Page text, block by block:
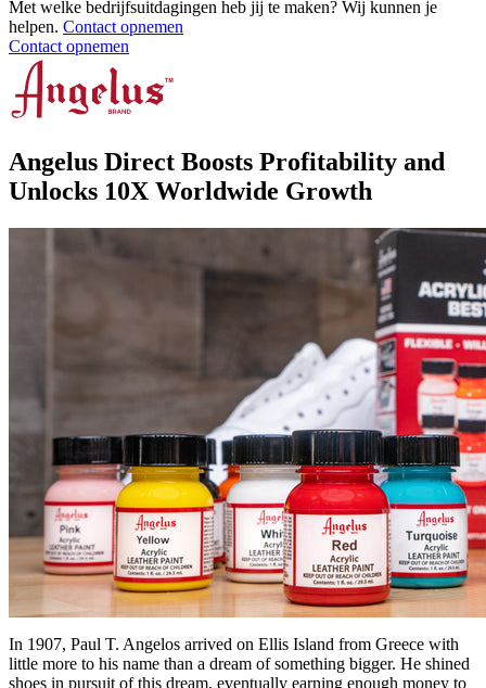
Met welke bedrijfsuitdagingen heb jij te maken? Wij kunnen je
helpen. Contact opnemen
Contact opnemen
Angelus Direct Boosts Profitability and
Unlocks 10X Worldwide Growth
In 1907, Paul T. Angelos arrived on Ellis Island from Greece with
little more to his name than a dream of something bigger. He shined
shoes in pursuit of this dream, eventually earning enough money to